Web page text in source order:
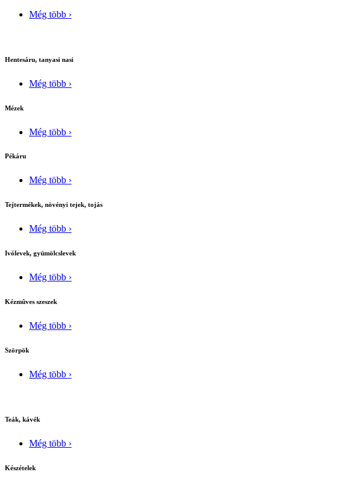
Még több ›
Hentesáru, tanyasi nasi
Még több ›
Mézek
Még több ›
Pékáru
Még több ›
Tejtermékek, növényi tejek, tojás
Még több ›
Ivólevek, gyümölcslevek
Még több ›
Kézmûves szeszek
Még több ›
Szörpök
Még több ›
Teák, kávék
Még több ›
Készételek